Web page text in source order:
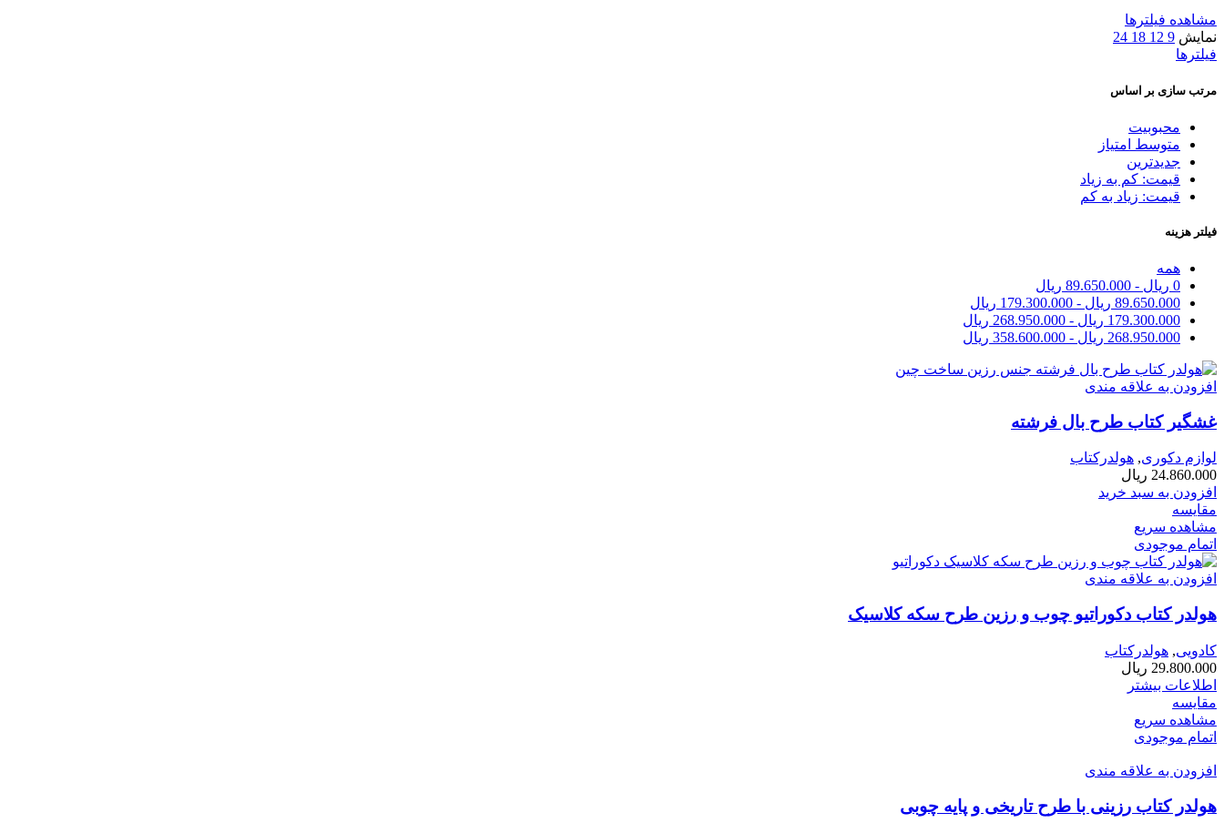
مشاهده فیلترها
نمایش 9
12
18
24
فیلترها
مرتب سازی بر اساس
محبوبیت
متوسط امتیاز
جدیدترین
قیمت: کم به زیاد
قیمت: زیاد به کم
فیلتر هزینه
همه
0 ریال -
89.650.000 ریال
89.650.000 ریال -
179.300.000 ریال
179.300.000 ریال -
268.950.000 ریال
268.950.000 ریال -
358.600.000 ریال
افزودن به علاقه مندی
غشگیر کتاب طرح بال فرشته
لوازم دکوری, هولدرکتاب
24.860.000 ریال
افزودن به سبد خرید
مقایسه
مشاهده سریع
اتمام موجودی
افزودن به علاقه مندی
هولدر کتاب دکوراتیو چوب و رزین طرح سکه کلاسیک
کادویی, هولدرکتاب
29.800.000 ریال
اطلاعات بیشتر
مقایسه
مشاهده سریع
اتمام موجودی
افزودن به علاقه مندی
هولدر کتاب رزینی با طرح تاریخی و پایه چوبی